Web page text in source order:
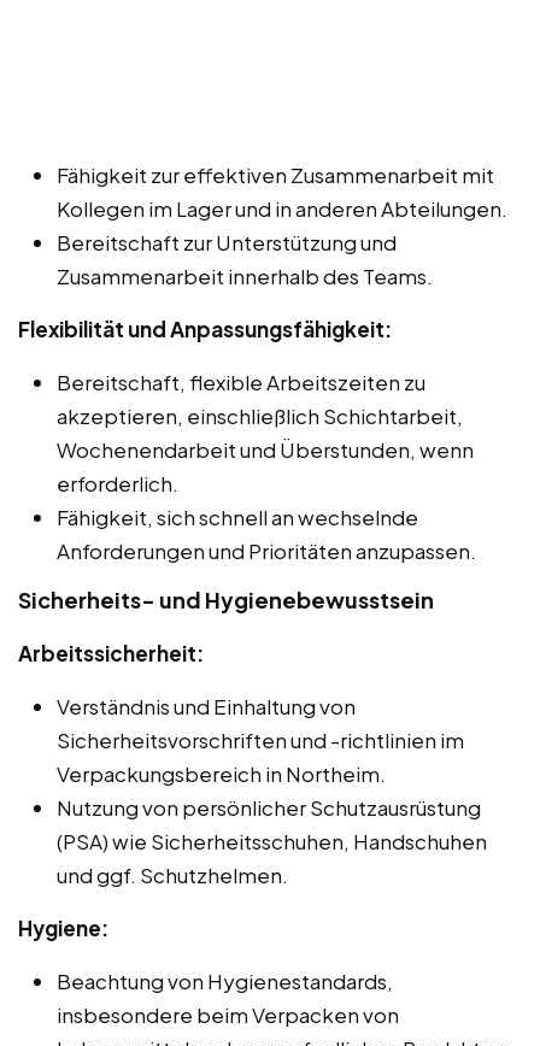
Fähigkeit zur effektiven Zusammenarbeit mit
Kollegen im Lager und in anderen Abteilungen.
Bereitschaft zur Unterstützung und
Zusammenarbeit innerhalb des Teams.
Flexibilität und Anpassungsfähigkeit:
Bereitschaft, flexible Arbeitszeiten zu
akzeptieren, einschließlich Schichtarbeit,
Wochenendarbeit und Überstunden, wenn
erforderlich.
Fähigkeit, sich schnell an wechselnde
Anforderungen und Prioritäten anzupassen.
Sicherheits- und Hygienebewusstsein
Arbeitssicherheit:
Verständnis und Einhaltung von
Sicherheitsvorschriften und -richtlinien im
Verpackungsbereich in Northeim.
Nutzung von persönlicher Schutzausrüstung
(PSA) wie Sicherheitsschuhen, Handschuhen
und ggf. Schutzhelmen.
Hygiene:
Beachtung von Hygienestandards,
insbesondere beim Verpacken von